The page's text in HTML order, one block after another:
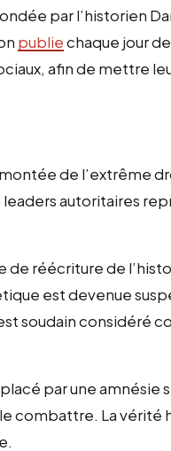
par l’historien
publiechaque jour
afin de mettre
montée de l’extrême
leaders autoritaires
de réécriture de
est devenue
soudain considéré
par une amnésie
combattre. La vérité